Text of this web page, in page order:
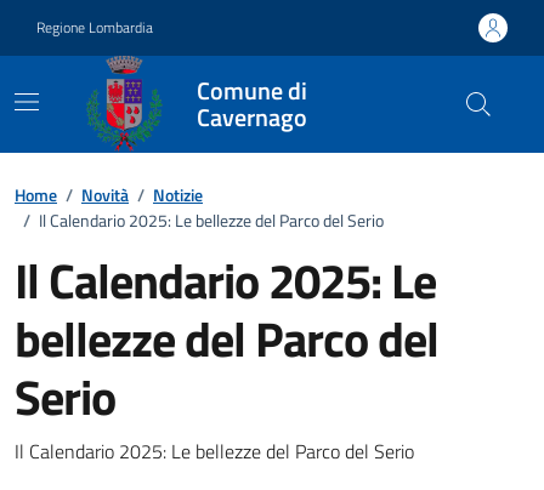
Regione Lombardia
Comune di
Cavernago
Home / Novità / Notizie
/ Il Calendario 2025: Le bellezze del Parco del Serio
Il Calendario 2025: Le
bellezze del Parco del
Serio
Dettagli della notizia
Il Calendario 2025: Le bellezze del Parco del Serio